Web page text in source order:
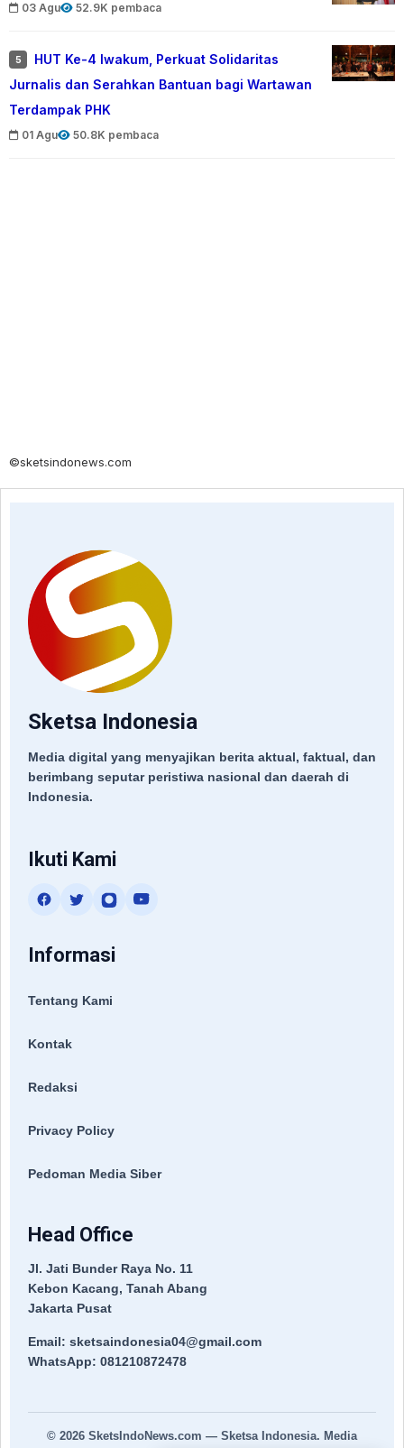
03 Agu 52.9K pembaca
5
HUT Ke-4 Iwakum, Perkuat Solidaritas
Jurnalis dan Serahkan Bantuan bagi Wartawan
Terdampak PHK
01 Agu 50.8K pembaca
©sketsindonews.com
Sketsa Indonesia
Media digital yang menyajikan berita aktual, faktual, dan
berimbang seputar peristiwa nasional dan daerah di
Indonesia.
Ikuti Kami
Informasi
Tentang Kami
Kontak
Redaksi
Privacy Policy
Pedoman Media Siber
Head Office
Jl. Jati Bunder Raya No. 11
Kebon Kacang, Tanah Abang
Jakarta Pusat
Email: sketsaindonesia04@gmail.com
WhatsApp: 081210872478
© 2026 SketsIndoNews.com — Sketsa Indonesia. Media